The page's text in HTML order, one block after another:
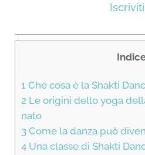
1Che cosa è la Shakti
2Le origini dello yoga
nato
3Come la danza può
4Una classe di Shakti